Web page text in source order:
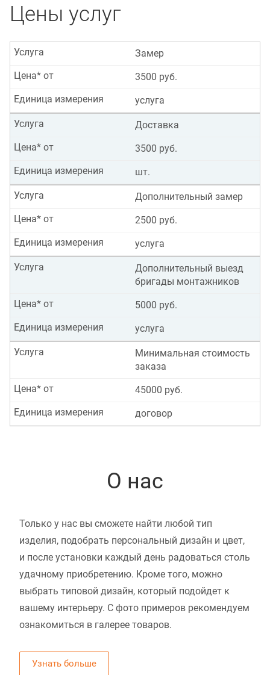
Цены услуг
Замер
Услуга
3500 руб.
Цена* от
услуга
Единица измерения
Доставка
Услуга
3500 руб.
Цена* от
шт.
Единица измерения
Дополнительный замер
Услуга
2500 руб.
Цена* от
услуга
Единица измерения
Дополнительный выезд
бригады монтажников
Услуга
5000 руб.
Цена* от
услуга
Единица измерения
Минимальная стоимость
заказа
Услуга
45000 руб.
Цена* от
договор
Единица измерения
О нас
Только у нас вы сможете найти любой тип
изделия, подобрать персональный дизайн и цвет,
и после установки каждый день радоваться столь
удачному приобретению. Кроме того, можно
выбрать типовой дизайн, который подойдет к
вашему интерьеру. С фото примеров рекомендуем
ознакомиться в галерее товаров.
Узнать больше